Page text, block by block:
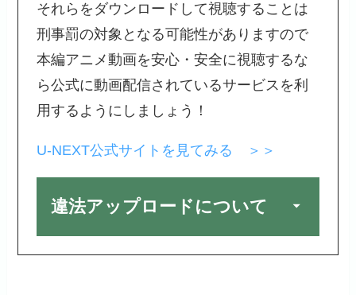
それらをダウンロードして視聴することは
刑事罰の対象となる可能性がありますので
本編アニメ動画を安心・安全に視聴するな
ら公式に動画配信されているサービスを利
用するようにしましょう！
U-NEXT公式サイトを見てみる ＞＞
違法アップロードについて